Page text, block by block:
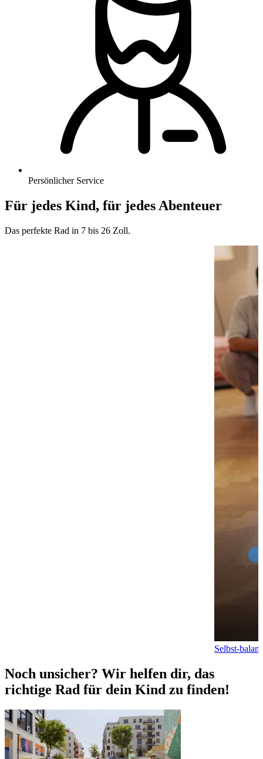
Persönlicher Service
Für jedes Kind, für jedes Abenteuer
Das perfekte Rad in 7 bis 26 Zoll.
Selbst-
Noch unsicher? Wir helfen dir, das
richtige Rad für dein Kind zu finden!